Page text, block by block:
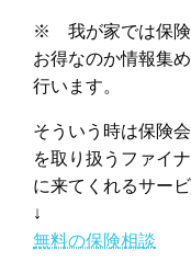
※ 我が家では保険
お得なのか情報集
行います。
そういう時は保険
を取り扱うファイ
に来てくれるサー
↓
無料の保険相談